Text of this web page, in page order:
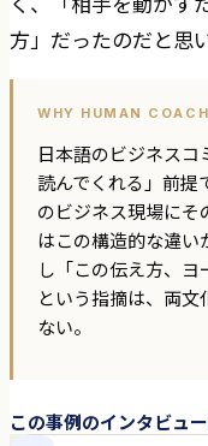
く、「相手を動かす
方」だったのだと思い
WHY HUMAN
日本語のビジネス
読んでくれる」前提
のビジネス現場にそ
はこの構造的な違
し「この伝え方、ヨ
という指摘は、両
ない。
この事例のインタビュ